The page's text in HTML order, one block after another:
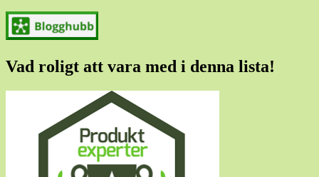
Vad roligt att vara med i denna lista!